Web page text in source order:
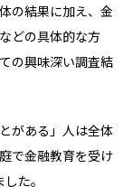
の結果に加え、金
どの具体的な方
の興味深い調査結
がある」人は全体
で金融教育を受け
た。